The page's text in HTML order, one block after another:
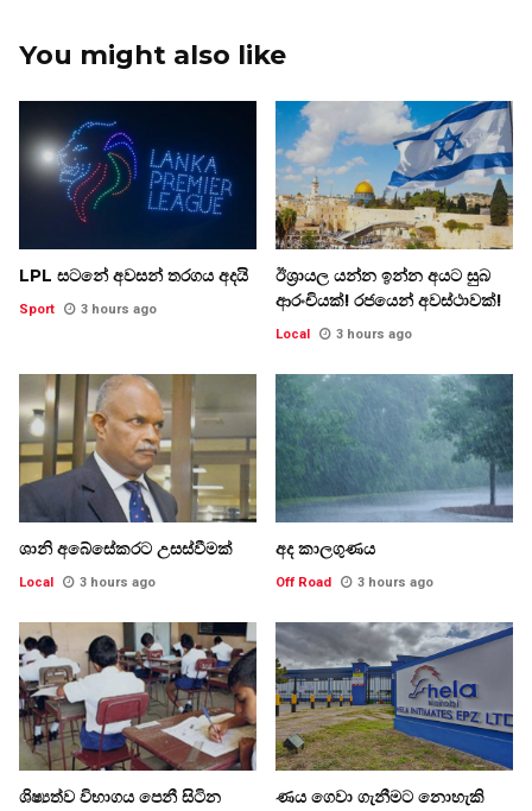
You might also like
LPL සටනේ අවසන් තරගය අදයි
Sport 3 hours ago
ඊශ්‍රායල යන්න ඉන්න අයට සුබ
ආරංචියක්! ‍රජයෙන් අවස්ථාවක්!
Local 3 hours ago
ශානි අබේසේකරට උසස්වීමක්
Local 3 hours ago
අද කාලගුණය
Off Road 3 hours ago
ශිෂ්‍යත්ව විභාගය පෙනී සිටින ණය ගෙවා ගැනීමට නොහැකි